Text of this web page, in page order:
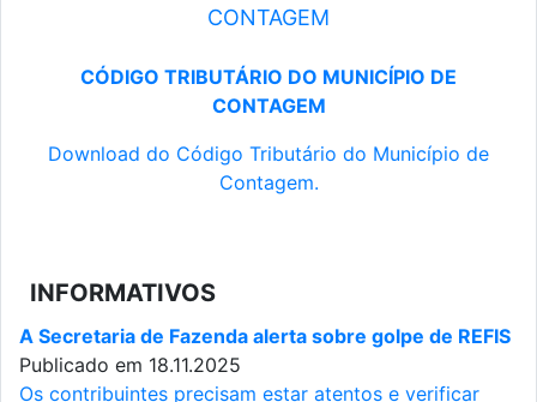
CONTAGEM
CÓDIGO TRIBUTÁRIO DO MUNICÍPIO DE
CONTAGEM
Download do Código Tributário do Município de
Contagem.
INFORMATIVOS
A Secretaria de Fazenda alerta sobre golpe de REFIS
Publicado em 18.11.2025
Os contribuintes precisam estar atentos e verificar